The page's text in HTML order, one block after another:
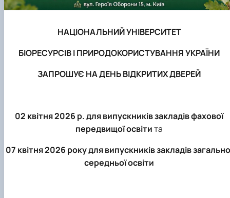
Кафедра англійської філології
Кафедра філософії та міжнародної
комунікації
Кафедра психології
Кафедра культурології
НАЦІОНАЛЬНИЙ УНІВЕРСИТЕТ
БІОРЕСУРСІВ І ПРИРОДОКОРИСТУВАННЯ УКРАЇНИ
ЗАПРОШУЄ НА ДЕНЬ ВІДКРИТИХ ДВЕРЕЙ
02 квітня 2026 р. для випускників закладів фахової
передвищої освітита
07 квітня 2026 рокудля випускників закладів
середньої освіти